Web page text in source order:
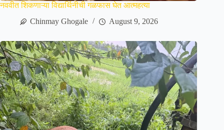
नववीत शिकणाऱ्या विद्यार्थिनीची गळफास घेत आत्महत्या
Chinmay Ghogale
August 9, 2026